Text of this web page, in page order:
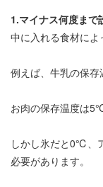
1.マイナス何度まで
中に入れる食材によ
例えば、牛乳の保
お肉の保存温度は
しかし氷だと0℃、
必要があります。